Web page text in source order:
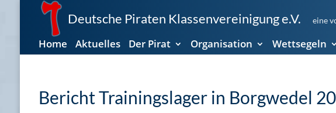
Deutsche Piraten Klassenvereinigung e.V. eine
Home Aktuelles Der Pirat Organisation Wettsegeln
Bericht Trainingslager in Borgwedel